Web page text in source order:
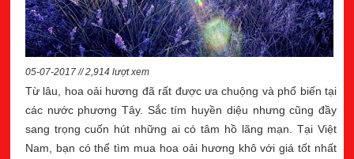
05-07-2017 // 2,914 lượt xem
Từ lâu, hoa oải hương đã rất được ưa chuộng và phổ biến tại
các nước phương Tây. Sắc tím huyền diệu nhưng cũng đầy
sang trọng cuốn hút những ai có tâm hồ lãng mạn. Tại Việt
Nam, bạn có thể tìm mua hoa oải hương khô với giá tốt nhất